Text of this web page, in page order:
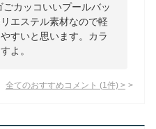
カッコいいプールバッ
エステル素材なので軽
すいと思います。カラ
よ。
全てのおすすめコメント (1 件) >